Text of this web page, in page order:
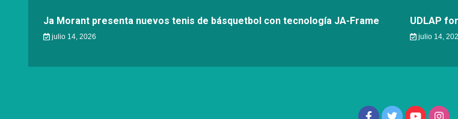
Ja Morant presenta nuevos tenis de básquetbol con tecnología JA-Frame
julio 14, 2026
UDLAP
julio 14,